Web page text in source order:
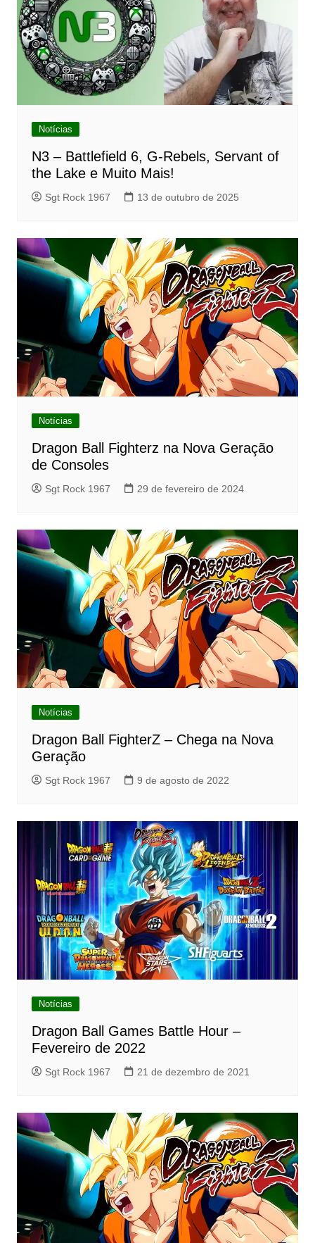
Notícias
N3 – Battlefield 6, G-Rebels, Servant of
the Lake e Muito Mais!
Sgt Rock 1967 13 de outubro de 2025
Notícias
Dragon Ball Fighterz na Nova Geração
de Consoles
Sgt Rock 1967 29 de fevereiro de 2024
Notícias
Dragon Ball FighterZ – Chega na Nova
Geração
Sgt Rock 1967 9 de agosto de 2022
Notícias
Dragon Ball Games Battle Hour –
Fevereiro de 2022
Sgt Rock 1967 21 de dezembro de 2021